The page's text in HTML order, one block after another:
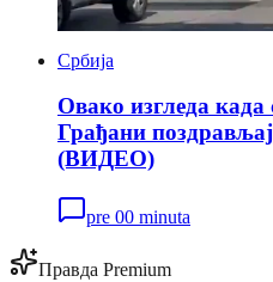
Србија
Овако изгледа када
Грађани
(ВИДЕО)
pre 00 minuta
Правда Premium